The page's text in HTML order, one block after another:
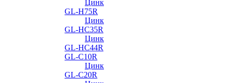
Цинк
GL-H75R
Цинк
GL-HC35R
Цинк
GL-HC44R
GL-С10R
Цинк
GL-С20R